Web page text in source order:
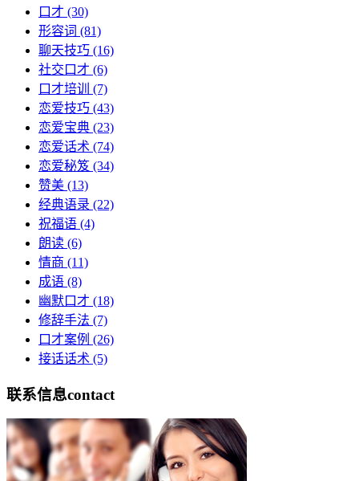
口才 (30)
形容词 (81)
聊天技巧 (16)
社交口才 (6)
口才培训
(7)
恋爱技巧 (43)
恋爱宝典 (23)
恋爱话术 (74)
恋爱秘笈 (34)
赞美 (13)
经典语录 (22)
祝福语 (4)
朗读 (6)
情商 (11)
成语 (8)
幽默口才 (18)
修辞手法 (7)
口才案例 (26)
接话话术 (5)
联系信息contact